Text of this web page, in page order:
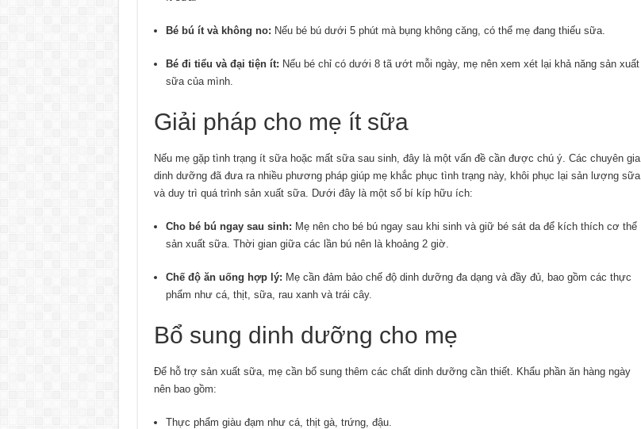
Bé bú ít và không no: Nếu bé bú dưới 5 phút mà bụng không căng, có thể mẹ đang thiếu sữa.
Bé đi tiểu và đại tiện ít: Nếu bé chỉ có dưới 8 tã ướt mỗi ngày, mẹ nên xem xét lại khả năng sản xuất
sữa của mình.
Giải pháp cho mẹ ít sữa
Nếu mẹ gặp tình trạng ít sữa hoặc mất sữa sau sinh, đây là một vấn đề cần được chú ý. Các chuyên gia
dinh dưỡng đã đưa ra nhiều phương pháp giúp mẹ khắc phục tình trạng này, khôi phục lại sản lượng sữa
và duy trì quá trình sản xuất sữa. Dưới đây là một số bí kíp hữu ích:
Cho bé bú ngay sau sinh: Mẹ nên cho bé bú ngay sau khi sinh và giữ bé sát da để kích thích cơ thể
sản xuất sữa. Thời gian giữa các lần bú nên là khoảng 2 giờ.
Chế độ ăn uống hợp lý: Mẹ cần đảm bảo chế độ dinh dưỡng đa dạng và đầy đủ, bao gồm các thực
phẩm như cá, thịt, sữa, rau xanh và trái cây.
Bổ sung dinh dưỡng cho mẹ
Để hỗ trợ sản xuất sữa, mẹ cần bổ sung thêm các chất dinh dưỡng cần thiết. Khẩu phần ăn hàng ngày
nên bao gồm:
Thực phẩm giàu đạm như cá, thịt gà, trứng, đậu.